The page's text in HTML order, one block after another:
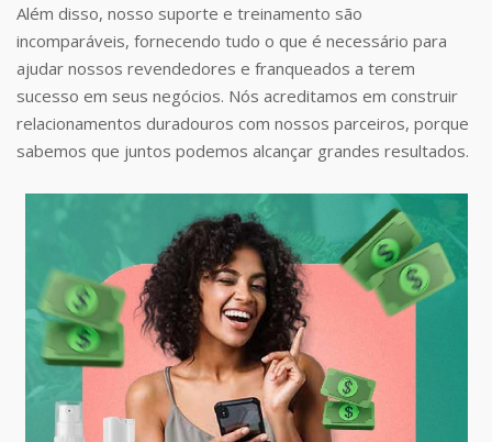
Além disso, nosso suporte e treinamento são
incomparáveis, fornecendo tudo o que é necessário para
ajudar nossos revendedores e franqueados a terem
sucesso em seus negócios. Nós acreditamos em construir
relacionamentos duradouros com nossos parceiros, porque
sabemos que juntos podemos alcançar grandes resultados.